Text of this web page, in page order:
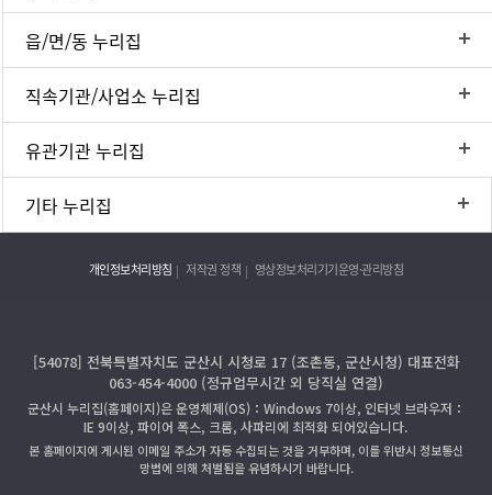
읍/면/동 누리집
직속기관/사업소 누리집
유관기관 누리집
기타 누리집
개인정보처리방침 저작권 정책 영상정보처리기기운영·관리방침
[54078] 전북특별자치도 군산시 시청로 17 (조촌동, 군산시청) 대표전화
063-454-4000 (정규업무시간 외 당직실 연결)
군산시 누리집(홈페이지)은 운영체제(OS)：Windows 7이상, 인터넷 브라우저：
IE 9이상, 파이어 폭스, 크롬, 사파리에 최적화 되어있습니다.
본 홈페이지에 게시된 이메일 주소가 자동 수집되는 것을 거부하며, 이를 위반시 정보통신
망법에 의해 처벌됨을 유념하시기 바랍니다.